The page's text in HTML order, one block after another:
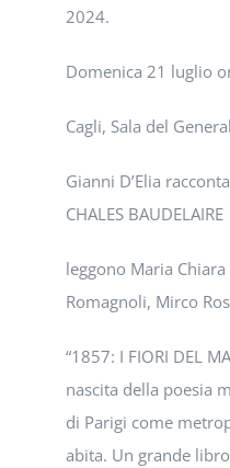
2024.
Domenica 21 luglio
Cagli, Sala del
Gianni D’Elia
CHALES BAUDELAIRE
leggono Maria
Romagnoli, Mirco
“1857: I FIORI DEL
nascita della poesia
di Parigi come
abita. Un grande